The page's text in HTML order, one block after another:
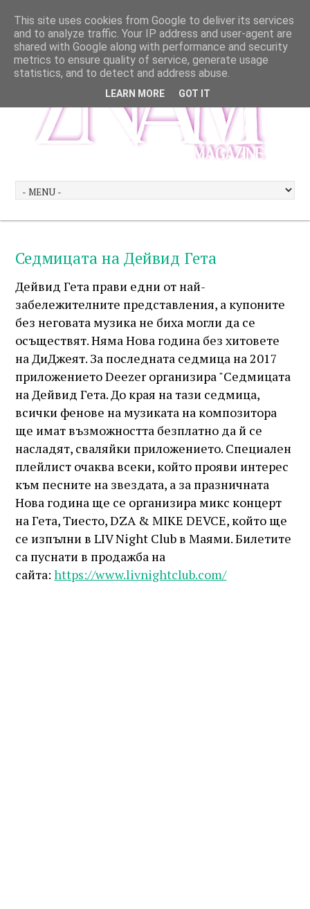
Седмицата на Дейвид Гета
Дейвид Гета прави едни от най-
забележителните представления, а купоните
без неговата музика не биха могли да се
осъществят. Няма Нова година без хитовете
на ДиДжеят. За последната седмица на 2017
приложението Deezer организира "Седмицата
на Дейвид Гета. До края на тази седмица,
всички фенове на музиката на композитора
ще имат възможността безплатно да й се
насладят, сваляйки приложението. Специален
плейлист очаква всеки, който прояви интерес
към песните на звездата, а за празничната
Нова година ще се организира микс концерт
на Гета, Тиесто, DZA & MIKE DEVCE, който ще
се изпълни в LIV Night Club в Маями. Билетите
са пуснати в продажба на
сайта: https://www.livnightclub.com/
This site uses cookies from Google to deliver its services
and to analyze traffic. Your IP address and user-agent are
shared with Google along with performance and security
metrics to ensure quality of service, generate usage
statistics, and to detect and address abuse.
LEARN MORE GOT IT